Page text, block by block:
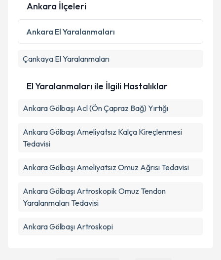
Ankara İlçeleri
Ankara El Yaralanmaları
Çankaya El Yaralanmaları
El Yaralanmaları ile İlgili Hastalıklar
Ankara Gölbaşı Acl (Ön Çapraz Bağ) Yırtığı
Ankara Gölbaşı Ameliyatsız Kalça Kireçlenmesi
Tedavisi
Ankara Gölbaşı Ameliyatsız Omuz Ağrısı Tedavisi
Ankara Gölbaşı Artroskopik Omuz Tendon
Yaralanmaları Tedavisi
Ankara Gölbaşı Artroskopi